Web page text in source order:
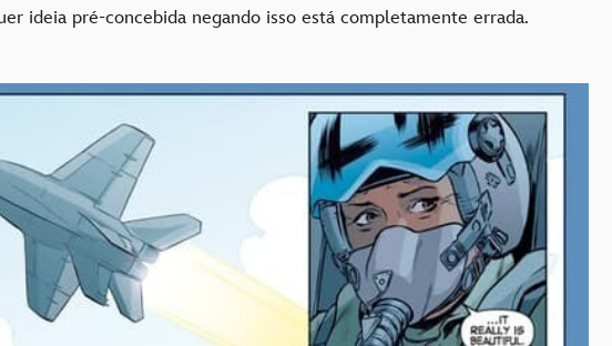
ideia pré-concebida negando isso está completamente errada.